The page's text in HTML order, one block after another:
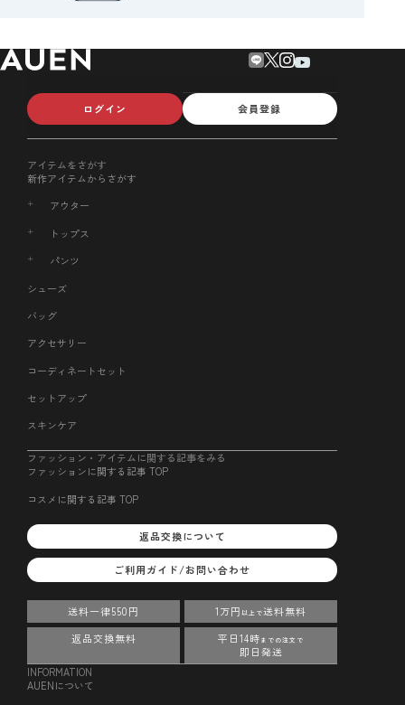
ログイン 会員登録
アイテムをさがす
新作アイテムからさがす
アウター
トップス
パンツ
シューズ
バッグ
アクセサリー
コーディネートセット
セットアップ
スキンケア
ファッション・アイテムに関する記事をみる
ファッションに関する記事 TOP
コスメに関する記事 TOP
返品交換について
ご利用ガイド/お問い合わせ
送料一律550円 1万円 以上で送料無料
返品交換無料
平日14時 までの注文で
即日発送
INFORMATION
AUENについて